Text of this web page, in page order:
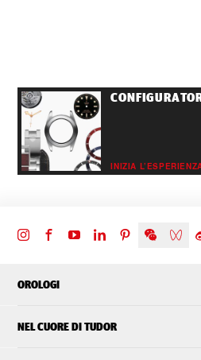
INIZIA
OROLOGI
NEL CUORE DI TUDOR